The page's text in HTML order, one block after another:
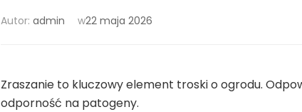
Autor: admin w22 maja 2026
Zraszanie to kluczowy element troski o ogrodu.
odporność na patogeny.